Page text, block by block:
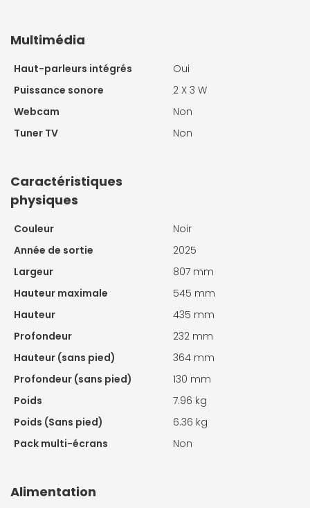
Multimédia
Haut-parleurs intégrés
Oui
Puissance sonore
2 X 3 W
Webcam
Non
Tuner TV
Non
Caractéristiques
physiques
Couleur
Noir
Année de sortie
2025
Largeur
807 mm
Hauteur maximale
545 mm
Hauteur
435 mm
Profondeur
232 mm
Hauteur (sans pied)
364 mm
Profondeur (sans pied)
130 mm
Poids
7.96 kg
Poids (Sans pied)
6.36 kg
Pack multi-écrans
Non
Alimentation